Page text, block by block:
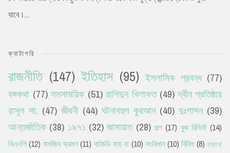
যাবে।...
ক্যাটাগরি
রাজনীতি (147) ইতিহাস (95) ইসলামিক প্রবন্ধ (77)
বঙ্গকথা (77) সমসাময়িক (51) রাশিদুন খিলাফত (49) দ্বীন প্রতিষ্ঠায়
রাসূল সা. (47) জীবনী (44) ঘটনাবহুল কুরআন (40) দুঃশাসন (39)
আন্তর্জাতিক (38) ১৯৭১ (32) জামায়াত (28) গল্প (17) বুক রিভিউ (14)
বিএনপি(12) মসজিদ ভ্রমণ(11) বাকিডি যায় না (10) সংবিধান(10) বিবিধ (8) রব্বানা